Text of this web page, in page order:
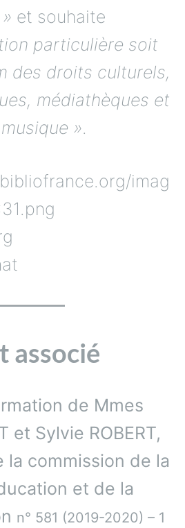
et souhaite
particulière soit
des droits culturels,
médiathèques et
».
associé
de Mmes
et Sylvie ROBERT,
la commission de la
et de la
n° 581 (2019-2020) – 1